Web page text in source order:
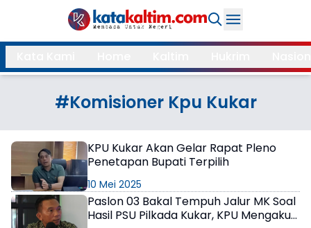
Daerah
Kukar
Samarinda
Bontang
Balikpapan
Kubar
Kutim
PPU
Mahulu
Paser
Berau
Search
#Komisioner Kpu Kukar
KPU Kukar Akan Gelar Rapat Pleno
Penetapan Bupati Terpilih
10 Mei 2025
Paslon 03 Bakal Tempuh Jalur MK Soal
Hasil PSU Pilkada Kukar, KPU Mengaku